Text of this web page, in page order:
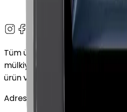
Tüm ürün adları, logolar ve
mülkiyetindedir. Bu web
ürün ve hizmet adları yalnızca
Adres